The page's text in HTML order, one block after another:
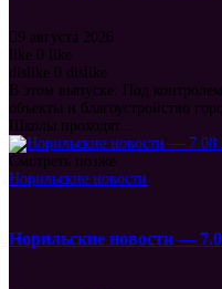
9 августа 2026
like
0
like
dislike
0 dislike
В этом выпуске: Под
объекты и благоустройство
Школы проходят...
Смотреть позже
Норильские новости
Норильские новости —